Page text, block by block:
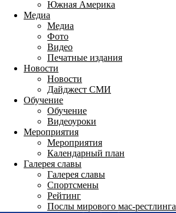
Южная Америка
Медиа
Медиа
Фото
Видео
Печатные издания
Новости
Новости
Дайджест СМИ
Обучение
Обучение
Видеоуроки
Мероприятия
Мероприятия
Календарный план
Галерея славы
Галерея славы
Спортсмены
Рейтинг
Послы мирового мас-рестлинга